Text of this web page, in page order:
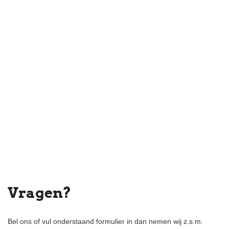
professional management
Vragen?
Bel ons of vul onderstaand formulier in dan nemen wij z.s.m.